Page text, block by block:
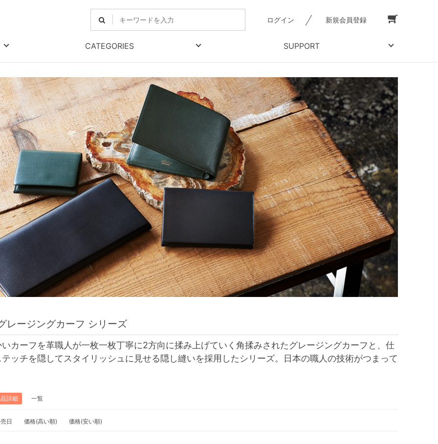
ログイン 新規会員登録
CATEGORIES SUPPORT
レージングカーフ シリーズ
カーフを革職人が一枚一枚丁寧に2方向に揉み上げていく角揉みされたグレージングカーフと、仕
ッチを隠してスタイリッシュに見せる隠し縫いを採用したシリーズ。日本の職人の技術がつまって
詳細 一覧
日 価格(高い順) 価格(安い順)